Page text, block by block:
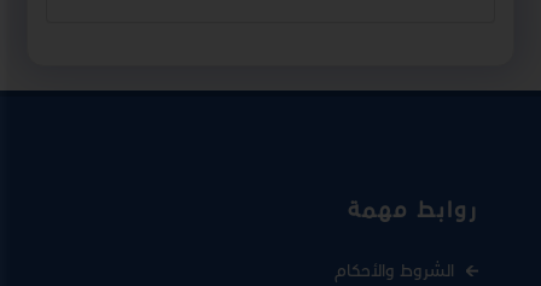
روابط مهمة
الشروط والأحكام